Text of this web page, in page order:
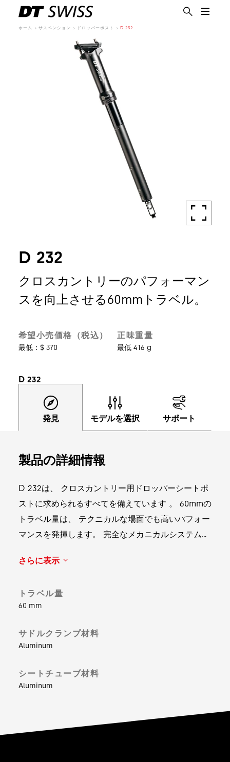
ホーム サスペンション ドロッパーポスト D 232
D 232
クロスカントリーのパフォーマン
スを向上させる60mmトラベル。
希望小売価格（税込）
最低：$ 370
正味重量
最低 416 g
D 232
発見 モデルを選択 サポート
製品の詳細情報
D 232は、 クロスカントリー用ドロッパーシートポ
ストに求められるすべてを備えています 。 60mmの
トラベル量は、 テクニカルな場面でも高いパフォー
マンスを発揮します。 完全なメカニカルシステム
なく、 UPSIDEDROPテクノロジーによって416gと
さらに表示
トラベル量
60 mm
サドルクランプ材料
Aluminum
シートチューブ材料
Aluminum